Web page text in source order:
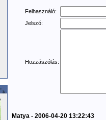
Felhasználó:
Jelszó:
Hozzászólás:
Matya - 2006-04-20 13:22:43